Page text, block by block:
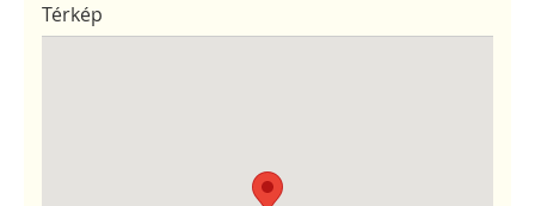
Térkép